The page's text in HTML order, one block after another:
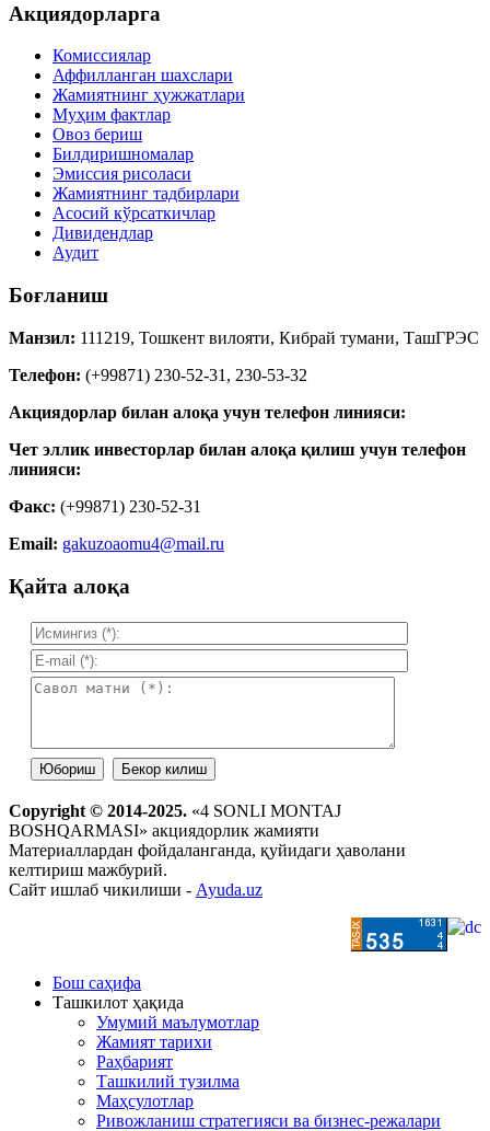
Акциядорларга
Комиссиялар
Аффилланган шахслари
Жамиятнинг ҳужжатлари
Муҳим фактлар
Овоз бериш
Билдиришномалар
Эмиссия рисоласи
Жамиятнинг тадбирлари
Асосий кўрсаткичлар
Дивидендлар
Аудит
Боғланиш
Манзил: 111219, Тошкент вилояти, Кибрай тумани, ТашГРЭС
Телефон: (+99871) 230-52-31, 230-53-32
Акциядорлар билан алоқа учун телефон линияси:
Чет эллик инвесторлар билан алоқа қилиш учун телефон
линияси:
Факс: (+99871) 230-52-31
Email: gakuzoaomu4@mail.ru
Қайта алоқа
Copyright © 2014-2025. «4 SONLI MONTAJ
BOSHQARMASI» акциядорлик жамияти
Материаллардан фойдаланганда, қуйидаги ҳаволани
келтириш мажбурий.
Сайт ишлаб чикилиши - Ayuda.uz
Бош саҳифа
Ташкилот ҳақида
Умумий маълумотлар
Жамият тарихи
Раҳбарият
Ташкилий тузилма
Маҳсулотлар
Ривожланиш стратегияси ва бизнес-режалари